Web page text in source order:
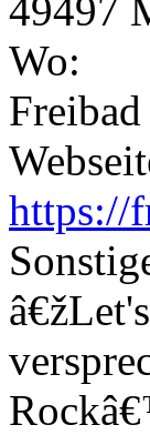
49497
Wo:
https://